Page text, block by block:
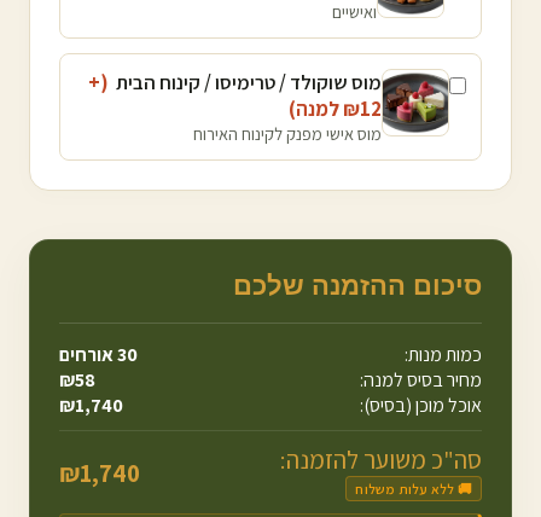
ואישיים
מוס שוקולד / טרימיסו / קינוח הבית (+
₪12 למנה)
מוס אישי מפנק לקינוח האירוח
סיכום ההזמנה שלכם
כמות מנות: 30אורחים
מחיר בסיס למנה:
₪58
אוכל מוכן (בסיס):
₪1,740
סה"כ משוער להזמנה:
🚚 ללא עלות משלוח ₪1,740